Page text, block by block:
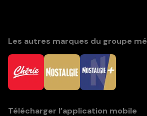
Les autres marques du groupe
Télécharger l’application mobile